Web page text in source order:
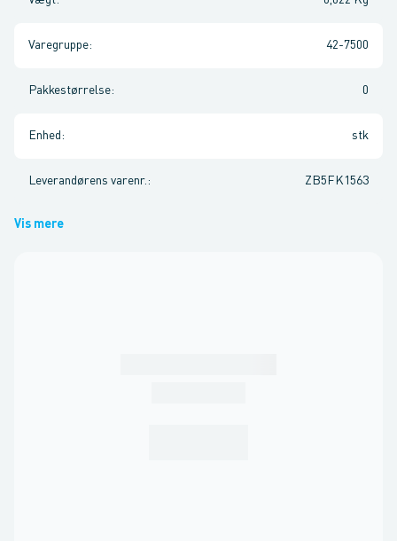
Varegruppe: 42-7500
Pakkestørrelse: 0
Enhed : stk
Leverandørens varenr. : ZB5FK1563
Vis mere